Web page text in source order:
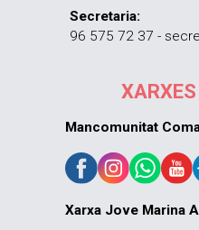
Secretaria:
96 575 72 37 -
Mancomunitat
Xarxa Jove Marina